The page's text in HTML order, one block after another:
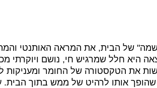
של הבית, את המראה האותנטי
חלל שמרגיש חי, נושם ויוקרתי
את הטקסטורה של החומר ומעניקות
אותו לרהיט של ממש בתוך הבית.